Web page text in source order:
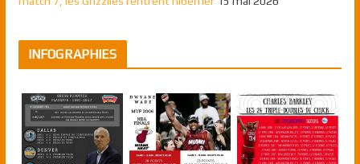
INFOGRAPHIES